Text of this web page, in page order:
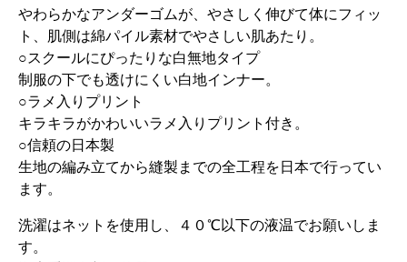
やわらかなアンダーゴムが、やさしく伸びて体にフィッ
ト、肌側は綿パイル素材でやさしい肌あたり。
○スクールにぴったりな白無地タイプ
制服の下でも透けにくい白地インナー。
○ラメ入りプリント
キラキラがかわいいラメ入りプリント付き。
○信頼の日本製
生地の編み立てから縫製までの全工程を日本で行ってい
ます。
洗濯はネットを使用し、４０℃以下の液温でお願いしま
す。